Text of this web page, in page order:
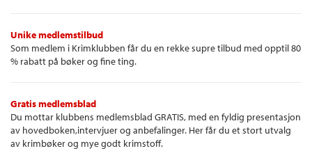
Unike medlemstilbud
Som medlem i Krimklubben får du en rekke supre tilbud med opptil 80
% rabatt på bøker og fine ting.
Gratis medlemsblad
Du mottar klubbens medlemsblad GRATIS, med en fyldig presentasjon
av hovedboken,intervjuer og anbefalinger. Her får du et stort utvalg
av krimbøker og mye godt krimstoff.